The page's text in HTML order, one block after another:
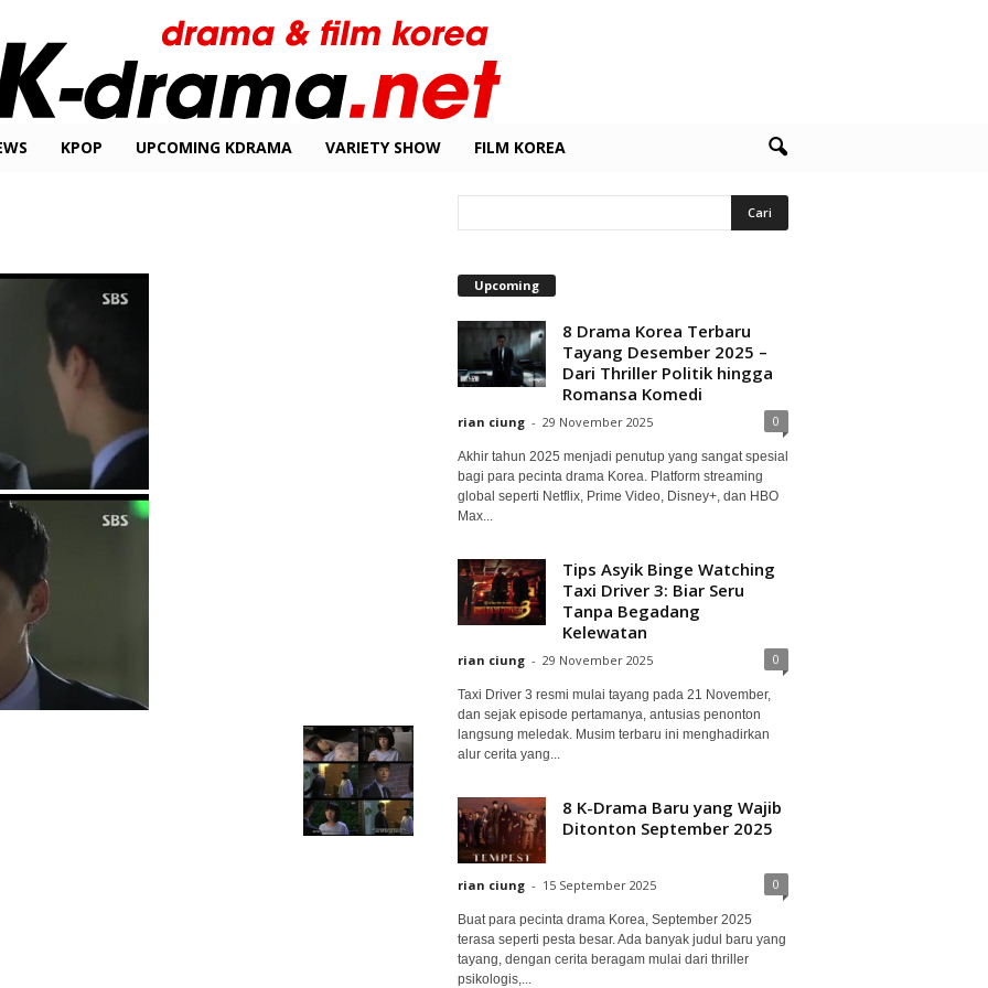
KPOP UPCOMING KDRAMA VARIETY SHOW FILM KOREA
Upcoming
8 Drama Korea Terbaru
Tayang Desember 2025 –
Dari Thriller Politik hingga
Romansa Komedi
rian ciung - 29 November 2025 0
Akhir tahun 2025 menjadi penutup yang sangat spesial
bagi para pecinta drama Korea. Platform streaming
global seperti Netflix, Prime Video, Disney+, dan HBO
Max...
Tips Asyik Binge Watching
Taxi Driver 3: Biar Seru
Tanpa Begadang
Kelewatan
rian ciung - 29 November 2025 0
Taxi Driver 3 resmi mulai tayang pada 21 November,
dan sejak episode pertamanya, antusias penonton
langsung meledak. Musim terbaru ini menghadirkan
alur cerita yang...
8 K-Drama Baru yang Wajib
Ditonton September 2025
rian ciung - 15 September 2025 0
Buat para pecinta drama Korea, September 2025
terasa seperti pesta besar. Ada banyak judul baru yang
tayang, dengan cerita beragam mulai dari thriller
psikologis,...